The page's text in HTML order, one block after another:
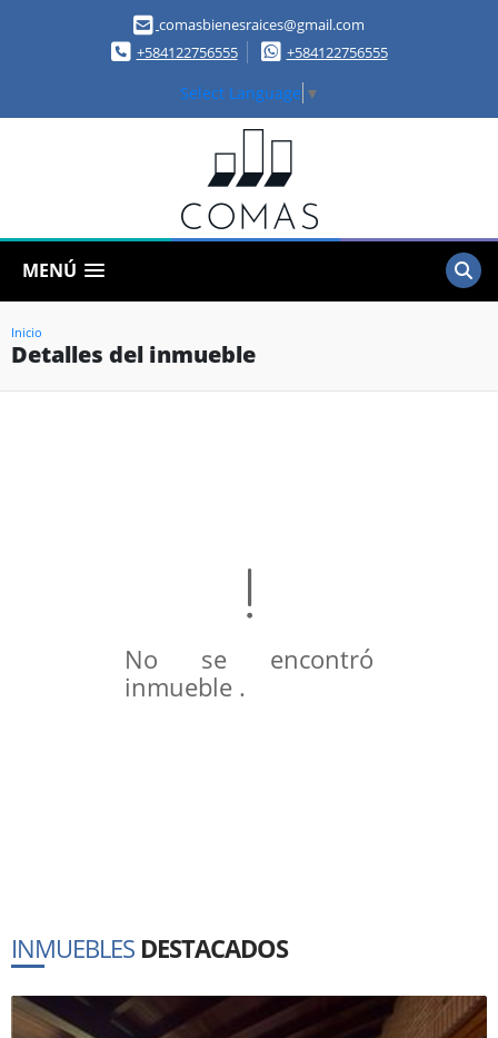
comasbienesraices@gmail.com
+584122756555
+584122756555
Select Language ▼
MENÚ
Inicio
Detalles del inmueble
No se encontró
inmueble .
INMUEBLES DESTACADOS